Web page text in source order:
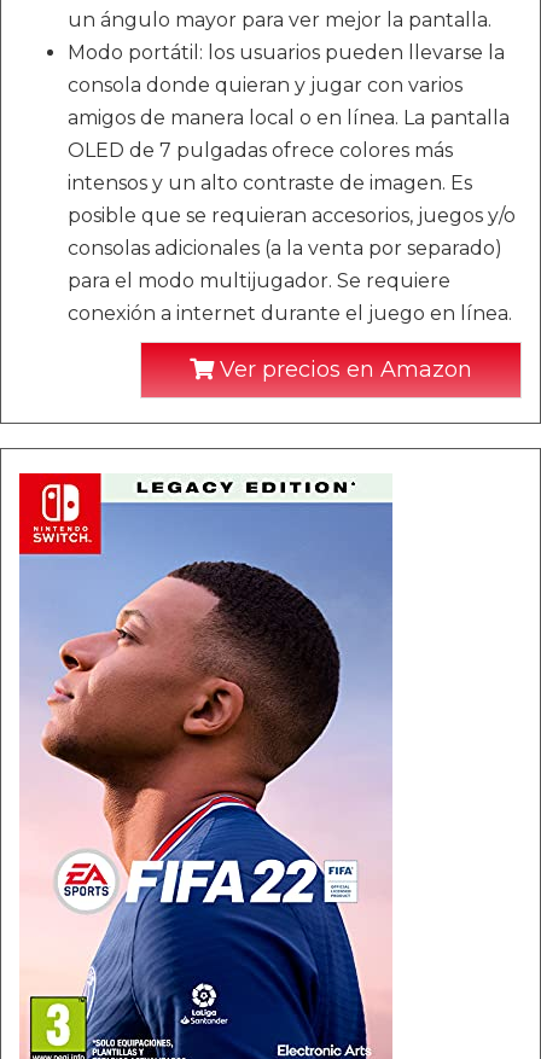
un ángulo mayor para ver mejor la pantalla.
Modo portátil: los usuarios pueden llevarse la
consola donde quieran y jugar con varios
amigos de manera local o en línea. La pantalla
OLED de 7 pulgadas ofrece colores más
intensos y un alto contraste de imagen. Es
posible que se requieran accesorios, juegos y/o
consolas adicionales (a la venta por separado)
para el modo multijugador. Se requiere
conexión a internet durante el juego en línea.
Ver precios en Amazon